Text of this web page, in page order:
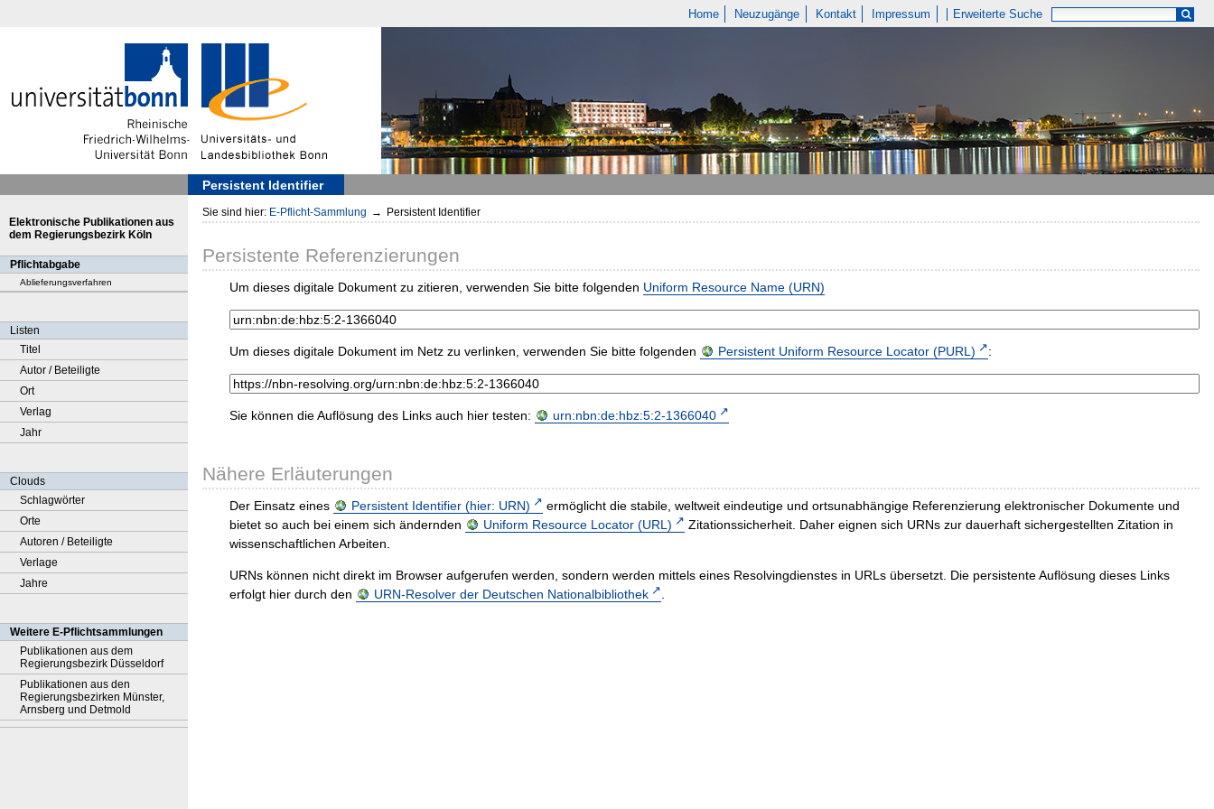
Home Neuzugänge Kontakt Impressum Erweiterte Suche
Persistent Identifier
Elektronische Publikationen aus
dem Regierungsbezirk Köln
Pflichtabgabe
Ablieferungsverfahren
Listen
Titel
Autor / Beteiligte
Ort
Verlag
Jahr
Clouds
Schlagwörter
Orte
Autoren / Beteiligte
Verlage
Jahre
Weitere E-Pflichtsammlungen
Publikationen aus dem
Regierungsbezirk Düsseldorf
Publikationen aus den
Regierungsbezirken Münster,
Arnsberg und Detmold
Sie sind hier: E-Pflicht-Sammlung → Persistent Identifier
Persistente Referenzierungen
Um dieses digitale Dokument zu zitieren, verwenden Sie bitte folgenden Uniform Resource Name (URN)
Um dieses digitale Dokument im Netz zu verlinken, verwenden Sie bitte folgenden Persistent Uniform Resource Locator (PURL) :
Sie können die Auflösung des Links auch hier testen: urn:nbn:de:hbz:5:2-1366040
Nähere Erläuterungen
Der Einsatz eines Persistent Identifier (hier: URN)
ermöglicht die stabile, weltweit eindeutige und ortsunabhängige Referenzierung elektronischer Dokumente und
bietet so auch bei einem sich ändernden
Uniform Resource Locator (URL)
Zitationssicherheit. Daher eignen sich URNs zur dauerhaft sichergestellten Zitation in
wissenschaftlichen Arbeiten.
URNs können nicht direkt im Browser aufgerufen werden, sondern werden mittels eines Resolvingdienstes in URLs übersetzt. Die persistente Auflösung dieses Links
erfolgt hier durch den
URN-Resolver der Deutschen Nationalbibliothek .